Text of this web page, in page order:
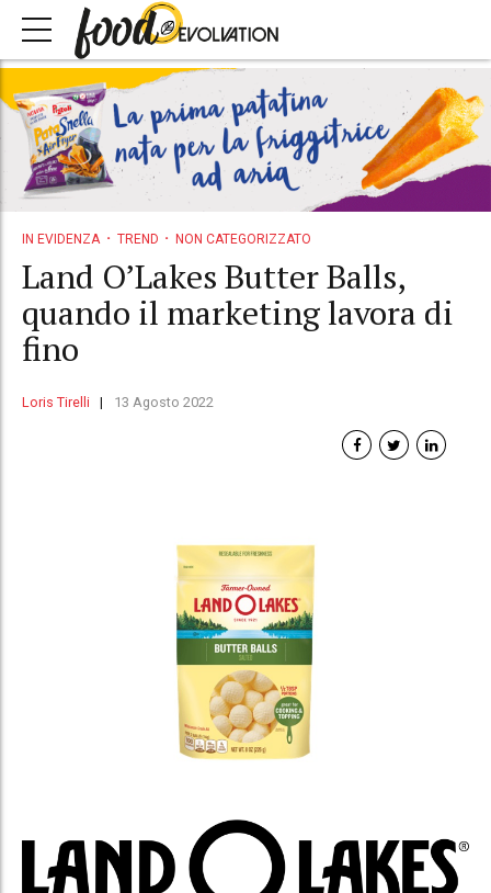
IN EVIDENZA TREND NON CATEGORIZZATO
Land O’Lakes Butter Balls,
quando il marketing lavora di
fino
Loris Tirelli 13 Agosto 2022